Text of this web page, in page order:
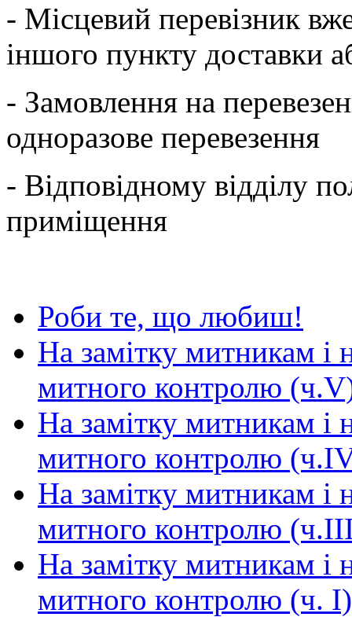
- Місцевий перевізник
іншого пункту доставки
- Замовлення на
одноразове перевезення
- Відповідному відділу
приміщення
Роби те, що любиш!
На замітку митникам і
митного контролю
На замітку митникам і
митного контролю
На замітку митникам і
митного контролю
На замітку митникам і
митного контролю (ч. I)